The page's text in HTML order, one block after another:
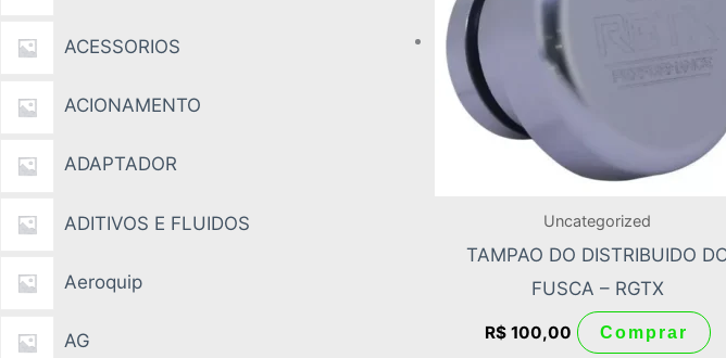
ACESSORIOS
ACIONAMENTO
ADAPTADOR
ADITIVOS E FLUIDOS
Aeroquip
AG
Uncategorized
TAMPAO DO DISTRIBUIDO
FUSCA – RGTX
R$100,00 Comprar
ser